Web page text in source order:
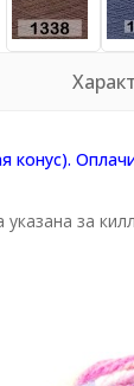
конус).
за